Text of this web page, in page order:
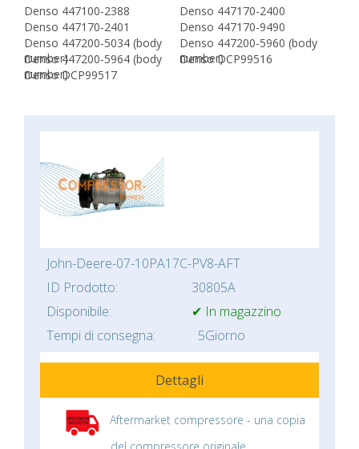
Denso 447100-2388
Denso 447170-2400
Denso 447170-2401
Denso 447170-9490
Denso 447200-5034 (body
number)
Denso 447200-5960 (body
number)
Denso 447200-5964 (body
number)
Denso DCP99516
Denso DCP99517
John-Deere-07-10PA17C-PV8-AFT
ID Prodotto:
30805A
Disponibile:
✔ In magazzino
Tempi di consegna:
5Giorno
Dettagli
Aftermarket compressore - una copia
del compressore originale.